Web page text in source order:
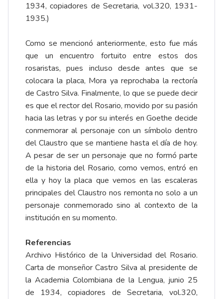
1934, copiadores de Secretaria, vol.320, 1931-
1935.)
Como se mencionó anteriormente, esto fue más
que un encuentro fortuito entre estos dos
rosaristas, pues incluso desde antes que se
colocara la placa, Mora ya reprochaba la rectoría
de Castro Silva. Finalmente, lo que se puede decir
es que el rector del Rosario, movido por su pasión
hacia las letras y por su interés en Goethe decide
conmemorar al personaje con un símbolo dentro
del Claustro que se mantiene hasta el día de hoy.
A pesar de ser un personaje que no formó parte
de la historia del Rosario, como vemos, entró en
ella y hoy la placa que vemos en las escaleras
principales del Claustro nos remonta no solo a un
personaje conmemorado sino al contexto de la
institución en su momento.
Referencias
Archivo Histórico de la Universidad del Rosario.
Carta de monseñor Castro Silva al presidente de
la Academia Colombiana de la Lengua, junio 25
de 1934, copiadores de Secretaria, vol.320,